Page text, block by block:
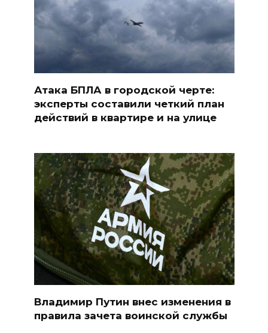
Атака БПЛА в городской черте:
эксперты составили четкий план
действий в квартире и на улице
Владимир Путин внес изменения в
правила зачета воинской службы